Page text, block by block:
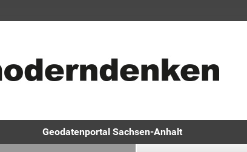
Geodatenportal Sachsen-Anhalt